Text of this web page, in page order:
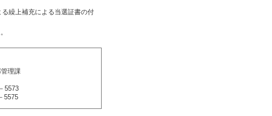
る繰上補充による当選証書の付
理課
5573
5575